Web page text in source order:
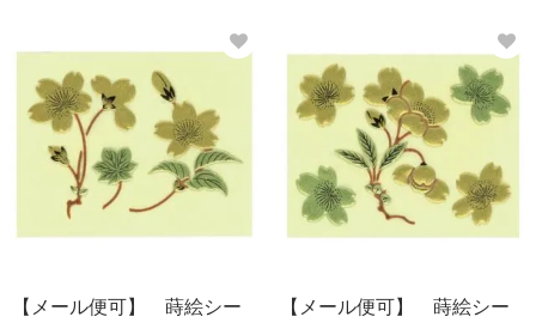
【メール便可】 蒔絵シー
【メール便可】 蒔絵シー